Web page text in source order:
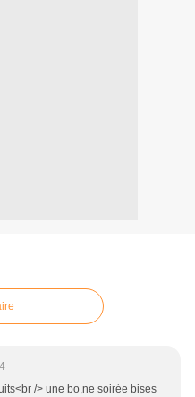
/> une bo,ne soirée bises